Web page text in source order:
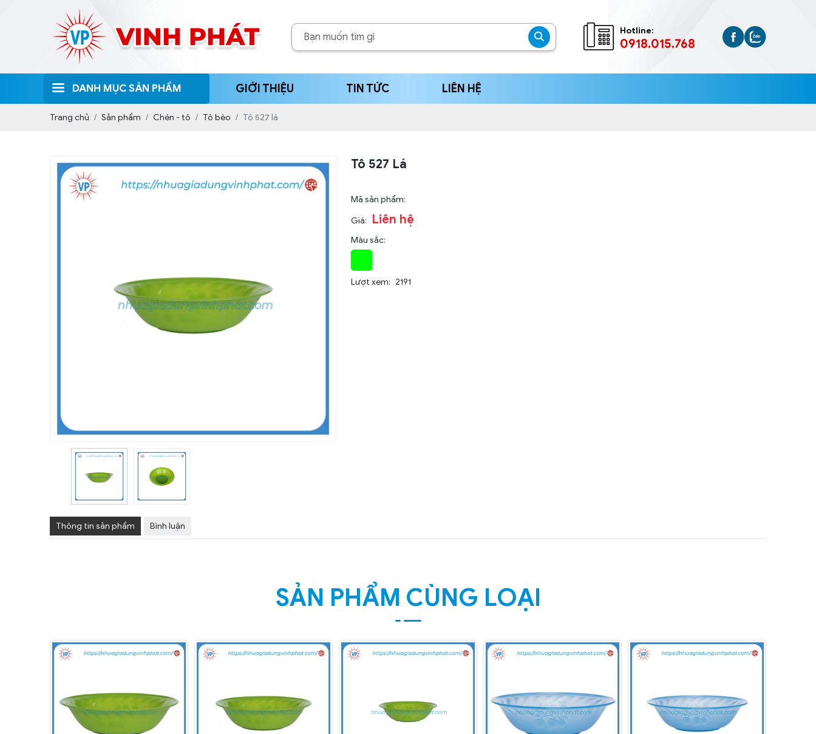
Hotline:
0918.015.768
DANH MỤC SẢN PHẨM GIỚI THIỆU TIN TỨC LIÊN HỆ
Trang chủ Sản phẩm Chén - tô Tô bèo Tô 527 lá
Tô 527 Lá
Mã sản phẩm:
Giá: Liên hệ
Màu sắc:
Lượt xem: 2191
Thông tin sản phẩm Bình luận
SẢN PHẨM CÙNG LOẠI